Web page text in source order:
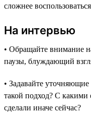
сложнее
На интервью
• Обращайте внимание
паузы, блуждающий
• Задавайте
такой подход? С какими
сделали иначе сейчас?